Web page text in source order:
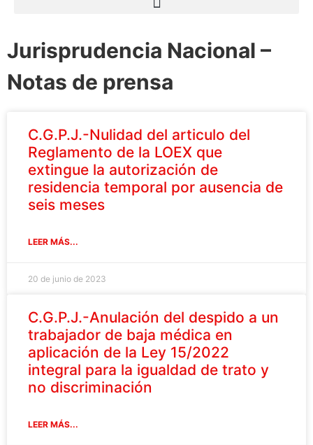
Jurisprudencia Nacional –
Notas de prensa
C.G.P.J.-Nulidad del articulo del
Reglamento de la LOEX que
extingue la autorización de
residencia temporal por ausencia de
seis meses
LEER MÁS...
20 de junio de 2023
C.G.P.J.-Anulación del despido a un
trabajador de baja médica en
aplicación de la Ley 15/2022
integral para la igualdad de trato y
no discriminación
LEER MÁS...